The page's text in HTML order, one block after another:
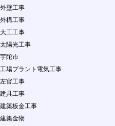
処するものと
由として事務
いこととしま
当社に損害を
認めます。
当社は以下の
止行為を行っ
社は該当する
外壁工事
外構工事
大工工事
太陽光工事
宇陀市
工場プラント電気工事
左官工事
建具工事
建築板金工事
建築金物